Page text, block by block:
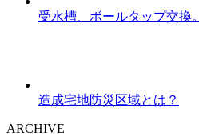
受水槽、ボールタップ交換。
造成宅地防災区域とは？
ARCHIVE